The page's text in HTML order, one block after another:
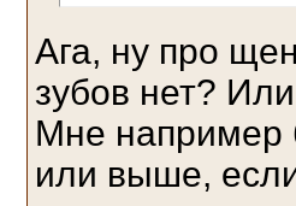
Ага, ну про
зубов нет?
Мне например
или выше,